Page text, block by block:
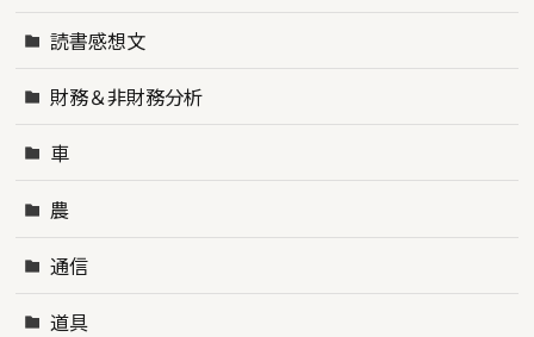
読書感想文
財務＆非財務分析
車
農
通信
道具